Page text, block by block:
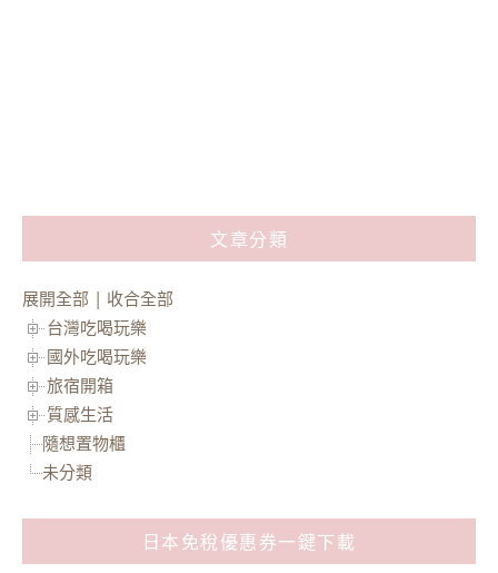
文章分類
展開全部 | 收合全部
台灣吃喝玩樂
國外吃喝玩樂
旅宿開箱
質感生活
隨想置物櫃
未分類
日本免稅優惠券一鍵下載